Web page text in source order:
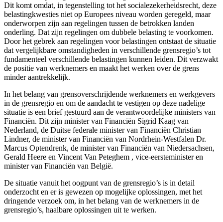
Dit komt omdat, in tegenstelling tot het socialezekerheidsrecht, deze
belastingkwesties niet op Europees niveau worden geregeld, maar
onderworpen zijn aan regelingen tussen de betrokken landen
onderling. Dat zijn regelingen om dubbele belasting te voorkomen.
Door het gebrek aan regelingen voor belastingen ontstaat de situatie
dat vergelijkbare omstandigheden in verschillende grensregio’s tot
fundamenteel verschillende belastingen kunnen leiden. Dit verzwakt
de positie van werknemers en maakt het werken over de grens
minder aantrekkelijk.
In het belang van grensoverschrijdende werknemers en werkgevers
in de grensregio en om de aandacht te vestigen op deze nadelige
situatie is een brief gestuurd aan de verantwoordelijke ministers van
Financiën. Dit zijn minister van Financiën Sigrid Kaag van
Nederland, de Duitse federale minister van Financiën Christian
Lindner, de minister van Financiën van Nordrhein-Westfalen Dr.
Marcus Optendrenk, de minister van Financiën van Niedersachsen,
Gerald Heere en Vincent Van Peteghem , vice-eersteminister en
minister van Financiën van België.
De situatie vanuit het oogpunt van de grensregio’s is in detail
onderzocht en er is gewezen op mogelijke oplossingen, met het
dringende verzoek om, in het belang van de werknemers in de
grensregio’s, haalbare oplossingen uit te werken.